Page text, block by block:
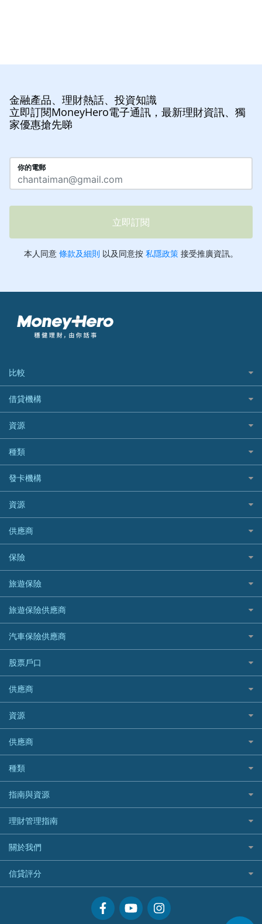
金融產品、理財熱話、投資知識
立即訂閱MoneyHero電子通訊，最新理財資訊、獨
家優惠搶先睇
比較
私人貸款比較
稅季/稅務貸款
網上貸款
結餘轉戶(清卡數貸款)
銀行貸款
財務公司貸款
免入息貸款
免TU貸款
急借錢
緊急貸款比較
最佳小額貸款比較
易批必批貸款
24小時貸款
最佳循環貸款
借貸機構
BEA 東亞銀行
BOC 中國銀行
Cashing Pro 優尚信貸
CCB(Asia) 中國建設銀行 (亞洲)
Citibank 花旗銀行
CNCBI 信銀國際
CreFIT 維信
DBS 星展銀行
DSB 大新銀行
HSBC 滙豐銀行貸款
K Cash 貸款
Mox 銀行
National Resources 中潤物業按揭
OCBC 華僑銀行
PrimeCredit 安信信貸
Promise 邦民日本財務
Rabbit Credit月兔信貸
Standard Chartered 渣打銀行
UA 亞洲聯合財務
WeLab Bank
WeLend 貸款
資源
如何申請個人貸款
如何管理個人貸款
個人貸款有用資訊
清卡數貸款教學
循環貸款教學
個人化貸款產品推介 🔥全新
債務重組一覽
供樓利息扣稅
最佳貸款app
種類
網購優惠
精選外幣網購信用卡
尊尚信用卡
公司信用卡
電子錢包信用卡
日本遊信用卡攻略
韓國遊信用卡攻略
台灣遊信用卡攻略
機場貴賓室信用卡
銀聯信用卡
高獎賞信用卡推薦
酒店信用卡
發卡機構
Citibank花旗銀行
AE美國運通
DBS星展銀行
HSBC滙豐銀行
Mox
信銀國際
大新銀行
恒生銀行
Standard Chartered渣打銀行
東亞銀行
SIM
Airwallex信用卡
資源
Black Friday優惠
淘寶付款方式
一田購物優惠日
SOGO感謝祭
HKTVmall優惠碼
交稅優惠
酒店優惠碼
機票優惠碼
供應商
八達通自動增值信用卡
保險
旅遊保險
汽車保險
家居保險
家傭保險
寵物保險
定期人壽保險
危疾保險
年金資訊
樓宇火險
旅遊保險
日本旅遊保險及資訊
泰國旅遊保險及資訊
台灣旅遊保險及資訊
韓國旅遊保險及資訊
歐洲旅遊保險及資訊
越南旅遊保險及資訊
澳洲旅遊保險及資訊
長者嘆世界
家庭親子遊
自駕遊比較
相機有得保
專為孕婦設計的最佳旅遊保險
最佳滑雪旅遊保險
最適合BB的旅遊保險
旅遊保險供應商
AXA 安盛
AIG 美亞
Allianz 安聯
Allied World 世聯
Avo
中國銀行
Bolttech 保特
Blue Cross 藍十字
中國平安
HSBC滙豐銀行
MSIG 三井住友
Prudential 保誠
QBE 昆士蘭
Starr
汽車保險供應商
大新汽車保險
中銀汽車保險
Allianz安聯汽車保險
bolttech保障汽車保險
Zurich蘇黎世汽車保險
QBE昆士蘭汽車保險
平安汽車保險
股票戶口
富途證券
IB盈透證券
老虎證券
uSMART 盈立證券
華盛証券
長橋證券
WeBull微牛證券
漲樂全球通｜華泰國際
OSL
供應商
富途牛牛好唔好？
Webull微牛證券好唔好？
Longbridge長橋證券好唔好？
老虎證券好唔好？
華盛証券好唔好？
漲樂全球通好唔好？
IB盈透證券好唔好？
盈立證券 uSMART 好唔好？
Stashaway好唔好？
資源
股票戶口開戶
證券行邊間好？
港股5隻高息ETF精選
什麼是ETF？
香港30大高息股排行
黃金ETF懶人包
最值得注意的比特幣ETF
選股策略：五步調查攻略
供應商
銀行戶口比較
尊尚銀行戶口
Citi Plus
中信銀行inMotion
Airwallex銀行
種類
定期存款
港元定存
人民幣定存
美元定存
英鎊定存
澳元定存
指南與資源
理財資訊
識慳識賺
債務管理
投資理財
置業安居
理財管理指南
常用相關詞彙
MoneyHero電子報
所有合作銀行或機構
關於我們
服務承諾
網上支援
信貸評分